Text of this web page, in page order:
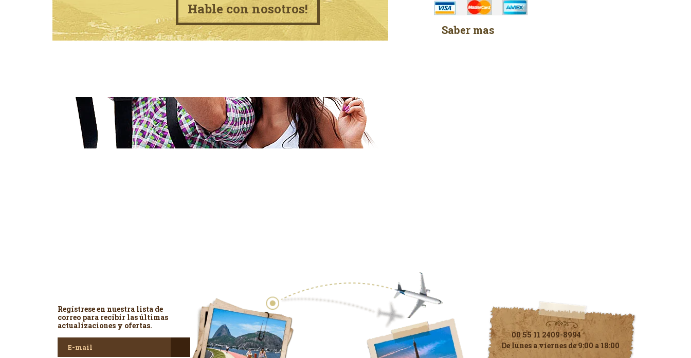
Hable con nosotros!
Saber mas
Regístrese en nuestra lista de
correo para recibir las últimas
actualizaciones y ofertas.
00 55 11 2409-8994
De lunes a viernes de 9:00 a 18:00